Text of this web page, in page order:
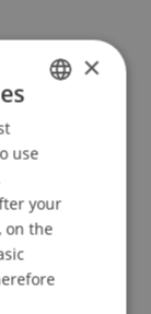
of
ENGLISH
×
use
your
on the